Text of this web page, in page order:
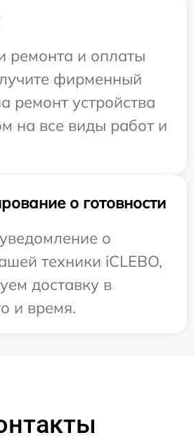
ремонта и оплаты
фирменный
ремонт устройства
на все виды работ и
о готовности
о
техники iCLEBO,
доставку в
и время.